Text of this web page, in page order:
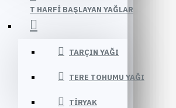
T HARFI BAŞLAYAN YAĞLAR
TARÇIN YAĞI
TERE TOHUMU YAĞI
TIRYAK